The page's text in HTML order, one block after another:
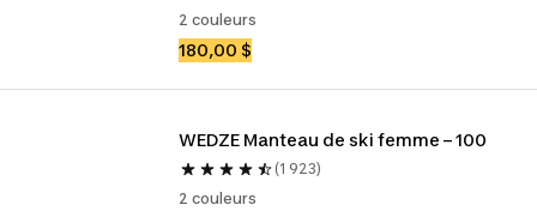
2 couleurs
180,00 $
WEDZE Manteau de ski femme – 100
(1 923)
2 couleurs